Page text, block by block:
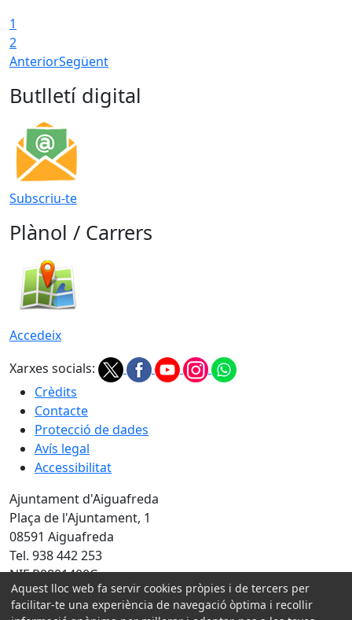
1
2
AnteriorSegüent
Butlletí digital
Subscriu-te
Plànol / Carrers
Accedeix
Xarxes socials:
Crèdits
Contacte
Protecció de dades
Avís legal
Accessibilitat
Ajuntament d'Aiguafreda
Plaça de l'Ajuntament, 1
08591 Aiguafreda
Tel. 938 442 253
NIF P0801400C
Amb la col·laboració de:
Aquest lloc web fa servir cookies pròpies i de tercers per
facilitar-te una experiència de navegació òptima i recollir